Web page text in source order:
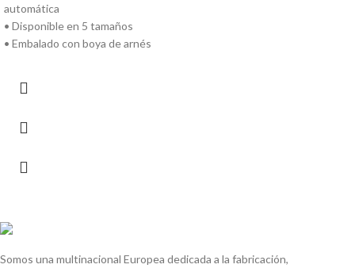
automática
• Disponible en 5 tamaños
• Embalado con boya de arnés
Somos una multinacional Europea dedicada a la fabricación,